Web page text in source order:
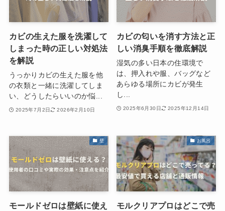
カビの生えた服を洗濯して
しまった時の正しい対処法
を解説
うっかりカビの生えた服を他
の衣類と一緒に洗濯してしま
い、どうしたらいいのか悩...
2025年7月2日 2026年2月10日
カビの匂いを消す方法と正
しい消臭手順を徹底解説
湿気の多い日本の住環境で
は、押入れや服、バッグなど
あらゆる場所にカビが発生
し...
2025年6月30日 2025年12月14日
壁
モールドゼロは壁紙に使え
お風呂
モルクリアプロはどこで売